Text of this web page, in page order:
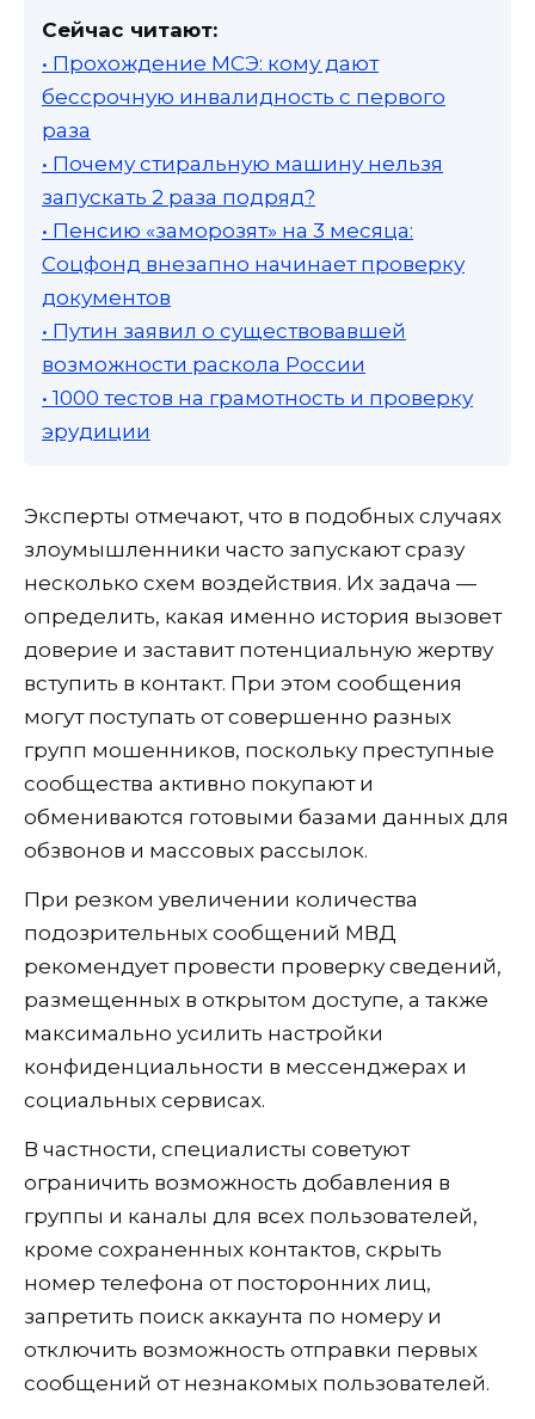
Сейчас читают:
• Прохождение МСЭ: кому дают
бессрочную инвалидность с первого
раза
• Почему стиральную машину нельзя
запускать 2 раза подряд?
• Пенсию «заморозят» на 3 месяца:
Соцфонд внезапно начинает проверку
документов
• Путин заявил о существовавшей
возможности раскола России
• 1000 тестов на грамотность и проверку
эрудиции
Эксперты отмечают, что в подобных случаях
злоумышленники часто запускают сразу
несколько схем воздействия. Их задача —
определить, какая именно история вызовет
доверие и заставит потенциальную жертву
вступить в контакт. При этом сообщения
могут поступать от совершенно разных
групп мошенников, поскольку преступные
сообщества активно покупают и
обмениваются готовыми базами данных для
обзвонов и массовых рассылок.
При резком увеличении количества
подозрительных сообщений МВД
рекомендует провести проверку сведений,
размещенных в открытом доступе, а также
максимально усилить настройки
конфиденциальности в мессенджерах и
социальных сервисах.
В частности, специалисты советуют
ограничить возможность добавления в
группы и каналы для всех пользователей,
кроме сохраненных контактов, скрыть
номер телефона от посторонних лиц,
запретить поиск аккаунта по номеру и
отключить возможность отправки первых
сообщений от незнакомых пользователей.